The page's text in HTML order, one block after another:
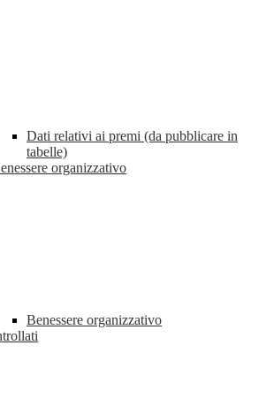
Dati relativi ai premi (da pubblicare in
tabelle)
organizzativo
Benessere organizzativo